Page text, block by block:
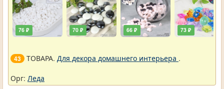
76 ₽ 70 ₽ 66 ₽ 73 ₽
43 ТОВАРА. Для декора домашнего интерьера .
Орг: Леда